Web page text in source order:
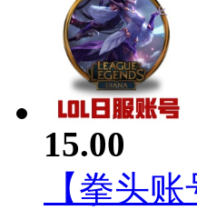
15.00
【拳头